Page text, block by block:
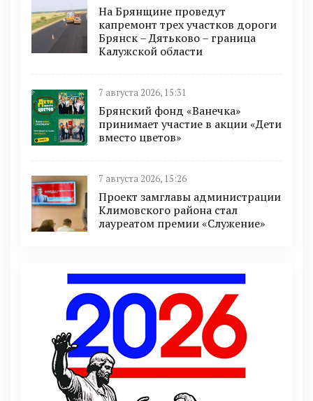
На Брянщине проведут
капремонт трех участков дороги
Брянск – Дятьково – граница
Калужской области
7 августа 2026, 15:31
Брянский фонд «Ванечка»
принимает участие в акции «Дети
вместо цветов»
7 августа 2026, 15:26
Проект замглавы администрации
Климовского района стал
лауреатом премии «Служение»